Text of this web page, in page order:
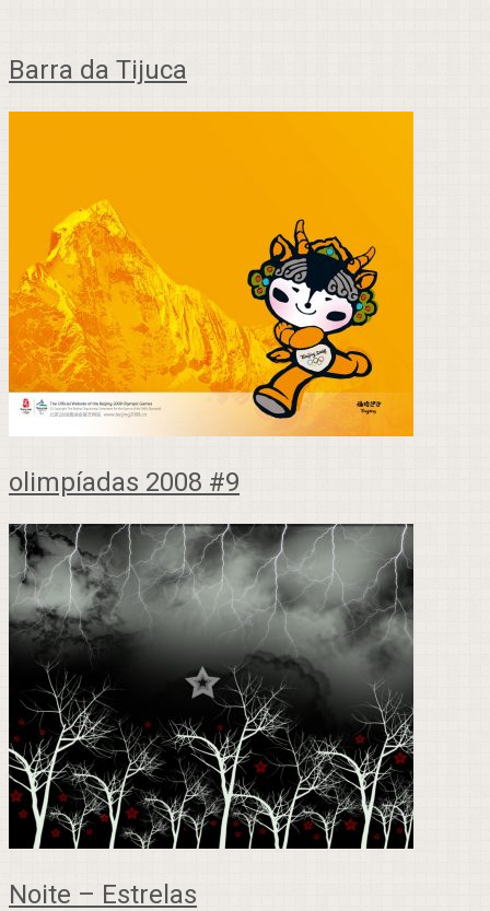
Barra da Tijuca
olimpíadas 2008 #9
Noite – Estrelas